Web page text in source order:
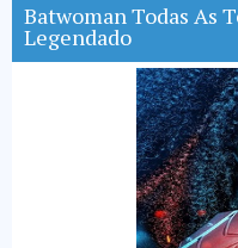
Batwoman Todas As
Legendado